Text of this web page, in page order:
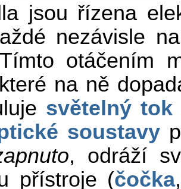
jsou řízena
nezávisle
otáčením
na ně
světelný tok
soustavy
, odráží
přístroje (čočka